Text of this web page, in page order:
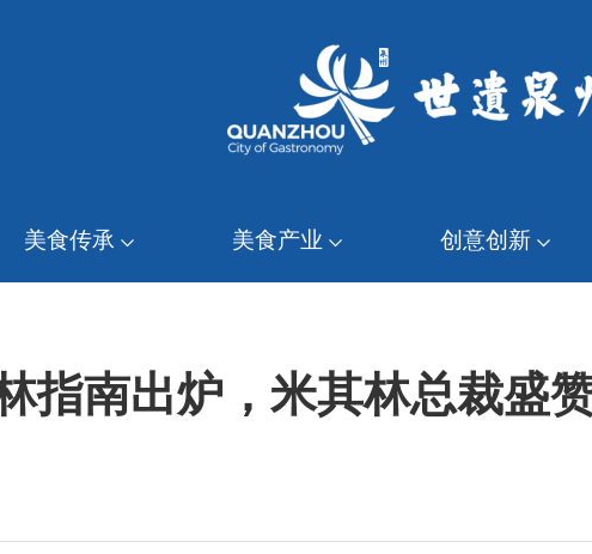
美食传承 美食产业 创意创新
指南出炉，米其林总裁盛